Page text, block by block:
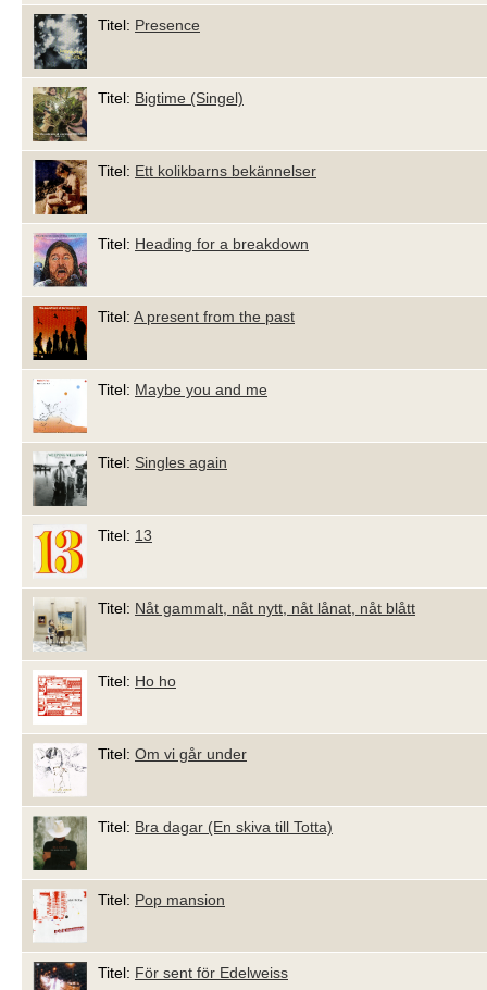
Titel: Presence
Titel: Bigtime (Singel)
Titel: Ett kolikbarns bekännelser
Titel: Heading for a breakdown
Titel: A present from the past
Titel: Maybe you and me
Titel: Singles again
Titel: 13
Titel: Nåt gammalt, nåt nytt, nåt lånat, nåt blått
Titel: Ho ho
Titel: Om vi går under
Titel: Bra dagar (En skiva till Totta)
Titel: Pop mansion
Titel: För sent för Edelweiss